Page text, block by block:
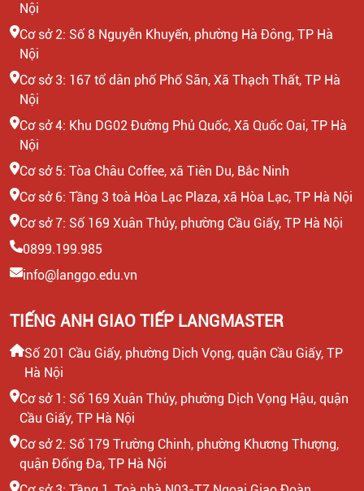
Nội
Cơ sở 2: Số 8 Nguyễn Khuyến, phường Hà Đông, TP Hà
Nội
Cơ sở 3: 167 tổ dân phố Phố Săn, Xã Thạch Thất, TP Hà
Nội
Cơ sở 4: Khu DG02 Đường Phủ Quốc, Xã Quốc Oai, TP Hà
Nội
Cơ sở 5: Tòa Châu Coffee, xã Tiên Du, Bắc Ninh
Cơ sở 6: Tầng 3 toà Hòa Lạc Plaza, xã Hòa Lạc, TP Hà Nội
Cơ sở 7: Số 169 Xuân Thủy, phường Cầu Giấy, TP Hà Nội
0899.199.985
info@langgo.edu.vn
TIẾNG ANH GIAO TIẾP LANGMASTER
Số 201 Cầu Giấy, phường Dịch Vọng, quận Cầu Giấy, TP
Hà Nội
Cơ sở 1: Số 169 Xuân Thủy, phường Dịch Vọng Hậu, quận
Cầu Giấy, TP Hà Nội
Cơ sở 2: Số 179 Trường Chinh, phường Khương Thượng,
quận Đống Đa, TP Hà Nội